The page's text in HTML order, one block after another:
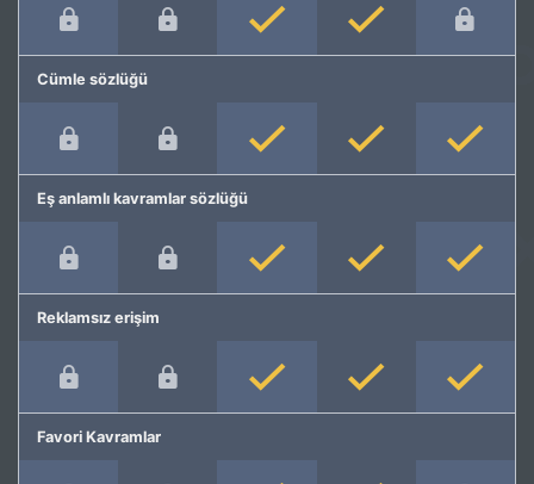
Cümle sözlüğü
Eş anlamlı kavramlar sözlüğü
Reklamsız erişim
Favori Kavramlar